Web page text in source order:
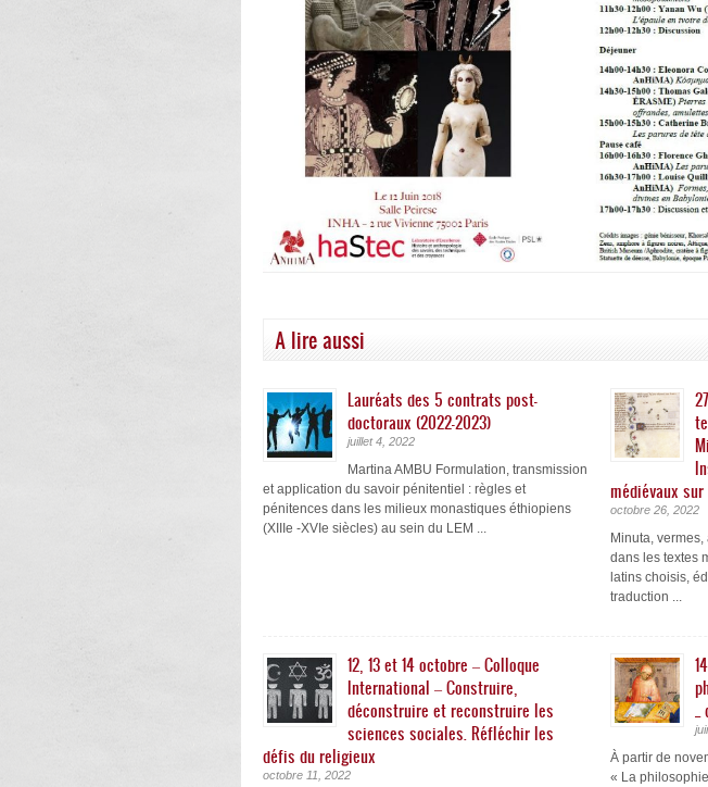
A lire aussi
Lauréats des 5 contrats post-
doctoraux (2022-2023)
juillet 4, 2022
Martina AMBU Formulation, transmission
et application du savoir pénitentiel : règles et
pénitences dans les milieux monastiques éthiopiens
(XIIIe -XVIe siècles) au sein du LEM ...
médiévaux
octobre 26, 2022
Minuta,
dans les textes
latins choisis,
traduction ...
12, 13 et 14 octobre – Colloque
International – Construire,
déconstruire et reconstruire les
sciences sociales. Réfléchir les
défis du religieux
octobre 11, 2022
À partir de
« La